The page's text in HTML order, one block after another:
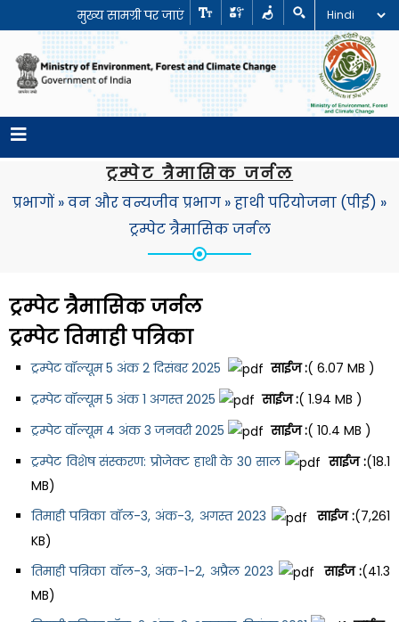
मुख्य सामग्री पर जाएं
ट्रम्पेट त्रैमासिक जर्नल
प्रभागों »वन और वन्यजीव प्रभाग »हाथी परियोजना (पीई) »
ट्रम्पेट त्रैमासिक जर्नल
ट्रम्पेट त्रैमासिक जर्नल
ट्रम्पेट तिमाही पत्रिका
ट्रम्पेट वॉल्यूम 5 अंक 2 दिसंबर 2025 साईज :( 6.07 MB )
ट्रम्पेट वॉल्यूम 5 अंक 1 अगस्त 2025
साईज :( 1.94 MB )
ट्रम्पेट वॉल्यूम 4 अंक 3 जनवरी 2025
साईज :( 10.4 MB )
ट्रम्पेट विशेष संस्करण: प्रोजेक्ट हाथी के 30 साल
साईज :(18.1
MB)
तिमाही पत्रिका वॉल-3, अंक-3, अगस्त 2023
साईज :(7,261
KB)
तिमाही पत्रिका वॉल-3, अंक-1-2, अप्रैल 2023
साईज :(41.3
MB)